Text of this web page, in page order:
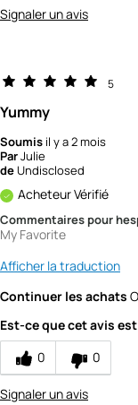
Signaler un avis
5
Yummy
Soumis il y a 2 mois
ParJulie
deUndisclosed
Acheteur Vérifié
Commentaires pour
My Favorite
Afficher la traduction
Continuer les achats
Est-ce que cet avis
0
0
Signaler un avis